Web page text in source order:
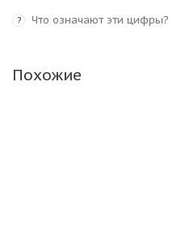
? Что означают эти цифры?
Похожие